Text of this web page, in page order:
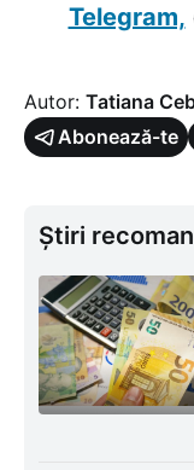
Telegram,
Autor: Tatiana
Abonează-te
Știri